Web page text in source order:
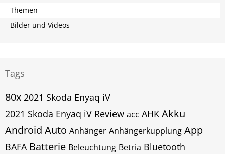
Themen
Bilder und Videos
Tags
80x 2021 Skoda Enyaq iV
2021 Skoda Enyaq iV Review acc AHK Akku
Android Auto Anhänger Anhängerkupplung App
BAFA Batterie Beleuchtung Betria Bluetooth